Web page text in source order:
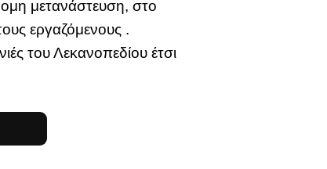
μετανάστευση, στο
εργαζόμενους .
του Λεκανοπεδίου έτσι